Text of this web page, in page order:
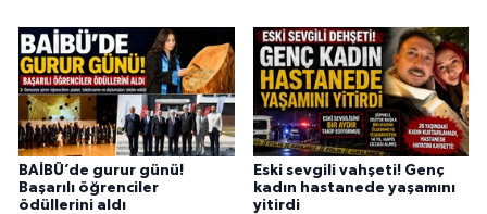
BAİBÜ’de gurur günü!
Başarılı öğrenciler
ödüllerini aldı
Eski sevgili vahşeti! Genç
kadın hastanede yaşamını
yitirdi